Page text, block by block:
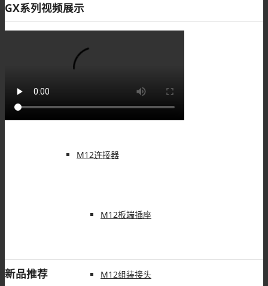
M12连接器
M12板端插座
M12组装接头
GX系列视频展示
新品推荐